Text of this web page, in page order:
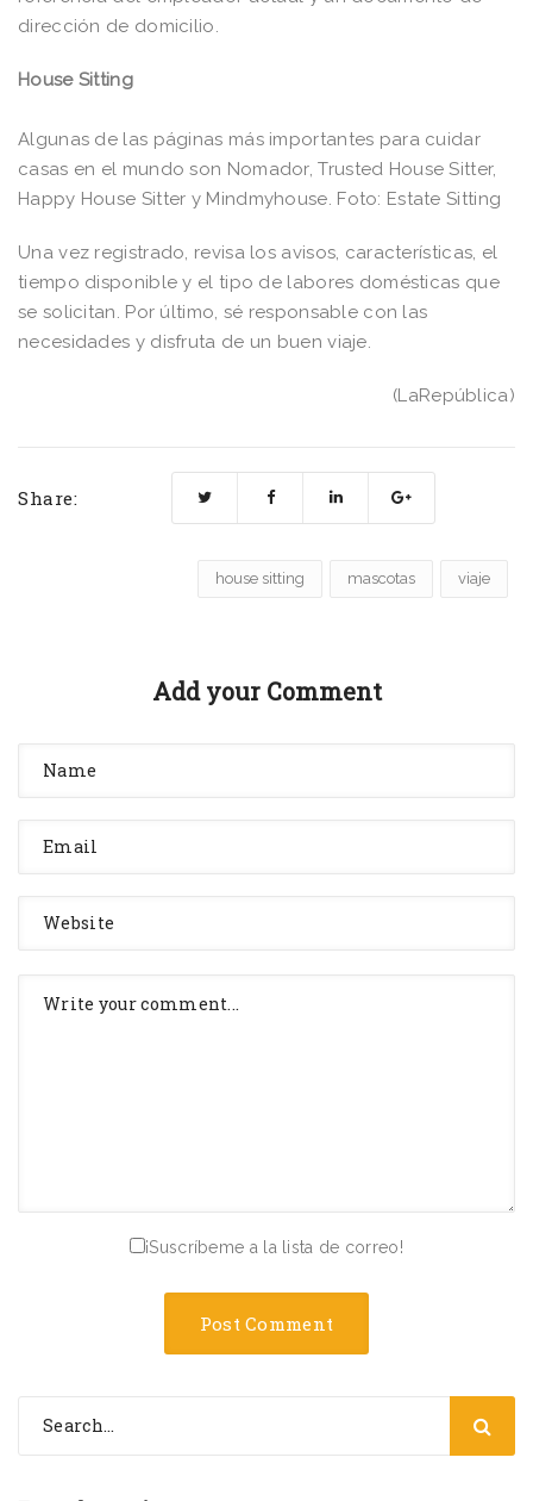
dirección de domicilio.
House Sitting
Algunas de las páginas más importantes para cuidar
casas en el mundo son Nomador, Trusted House Sitter,
Happy House Sitter y Mindmyhouse. Foto: Estate Sitting
Una vez registrado, revisa los avisos, características, el
tiempo disponible y el tipo de labores domésticas que
se solicitan. Por último, sé responsable con las
necesidades y disfruta de un buen viaje.
(LaRepública)
Share:
house sitting mascotas viaje
Add your Comment
¡Suscríbeme a la lista de correo!